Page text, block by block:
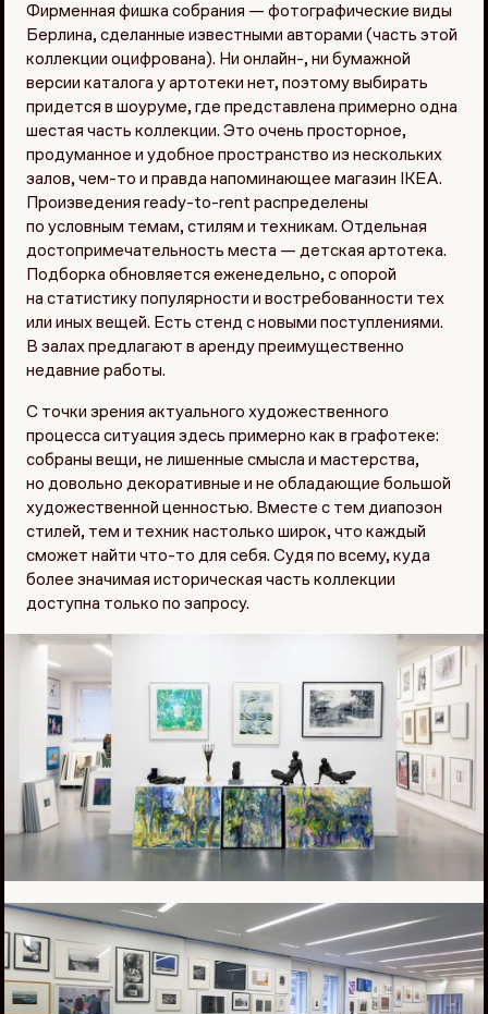
Фирменная фишка собрания — фотографические виды
Берлина, сделанные известными авторами (часть этой
коллекции оцифрована). Ни онлайн-, ни бумажной
версии каталога у артотеки нет, поэтому выбирать
придется в шоуруме, где представлена примерно одна
шестая часть коллекции. Это очень просторное,
продуманное и удобное пространство из нескольких
залов, чем-то и правда напоминающее магазин IKEA.
Произведения ready-to-rent распределены
по условным темам, стилям и техникам. Отдельная
достопримечательность места — детская артотека.
Подборка обновляется еженедельно, с опорой
на статистику популярности и востребованности тех
или иных вещей. Есть стенд с новыми поступлениями.
В залах предлагают в аренду преимущественно
недавние работы.
С точки зрения актуального художественного
процесса ситуация здесь примерно как в графотеке:
собраны вещи, не лишенные смысла и мастерства,
но довольно декоративные и не обладающие большой
художественной ценностью. Вместе с тем диапозон
стилей, тем и техник настолько широк, что каждый
сможет найти что-то для себя. Судя по всему, куда
более значимая историческая часть коллекции
доступна только по запросу.